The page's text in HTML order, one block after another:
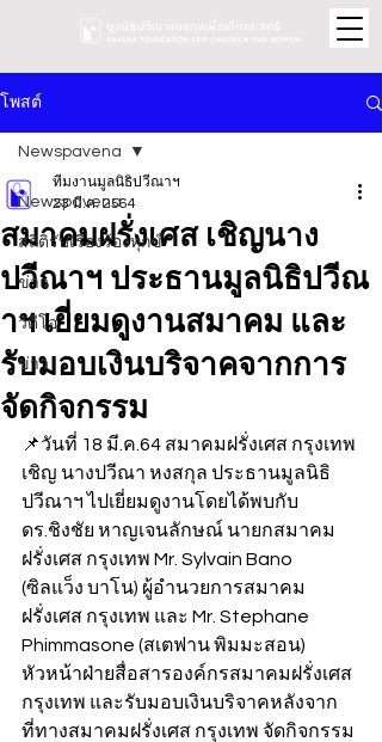
โพสต์
Newspavena
สถิติรับเรื่องร้องทุกข์
ข่าว
วิดีโอ
ข่าว
Newspavena
สมาคมฝรั่งเศส เชิญนาง
ปวีณาฯ ประธานมูลนิธิปวีณ
าฯ เยี่ยมดูงานสมาคม และ
รับมอบเงินบริจาคจากการ
จัดกิจกรรม
ทีมงานมูลนิธิปวีณาฯ
23 มี.ค. 2564
📌วันที่ 18 มี.ค.64 สมาคมฝรั่งเศส กรุงเทพ
เชิญ นางปวีณา หงสกุล ประธานมูลนิธิ
ปวีณาฯ ไปเยี่ยมดูงานโดยได้พบกับ
ดร.ชิงชัย หาญเจนลักษณ์ นายกสมาคม
ฝรั่งเศส กรุงเทพ Mr. Sylvain Bano
(ซิลแว็ง บาโน) ผู้อำนวยการสมาคม
ฝรั่งเศส กรุงเทพ และ Mr. Stephane
Phimmasone (สเตฟาน พิมมะสอน)
หัวหน้าฝ่ายสื่อสารองค์กรสมาคมฝรั่งเศส
กรุงเทพ และรับมอบเงินบริจาคหลังจาก
ที่ทางสมาคมฝรั่งเศส กรุงเทพ จัดกิจกรรม